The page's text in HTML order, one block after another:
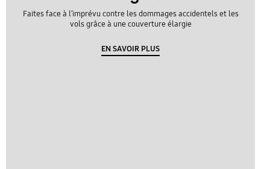
Faites face à l’imprévu contre les dommages accidentels et les
vols grâce à une couverture élargie
EN SAVOIR PLUS